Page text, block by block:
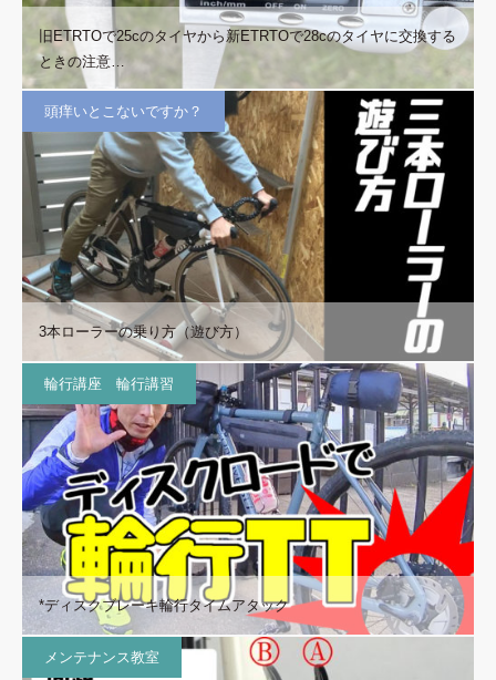
旧ETRTOで25cのタイヤから新ETRTOで28cのタイヤに交換する
ときの注意…
頭痒いとこないですか？
3本ローラーの乗り方（遊び方）
輪行講座 輪行講習
*ディスクブレーキ輪行タイムアタック
メンテナンス教室